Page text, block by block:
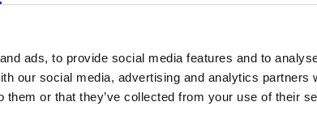
ads, to provide social media features and to
our social media, advertising and analytics partners
them or that they’ve collected from your use of their
Was nicht standardmäßig enthalten ist, kann